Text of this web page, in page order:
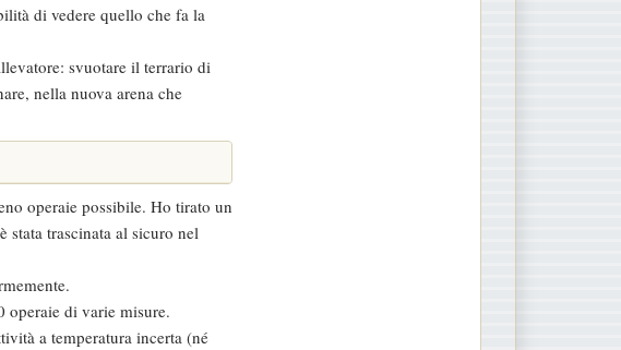
di vedere quello che fa la
svuotare il terrario di
nella nuova arena che
operaie possibile. Ho tirato un
trascinata al sicuro nel
operaie di varie misure.
a temperatura incerta (né